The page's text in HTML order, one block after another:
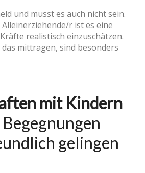
und musst es auch nicht sein.
r ist es eine
realistisch einzuschätzen.
mittragen, sind besonders
mit Kindern
gelingen